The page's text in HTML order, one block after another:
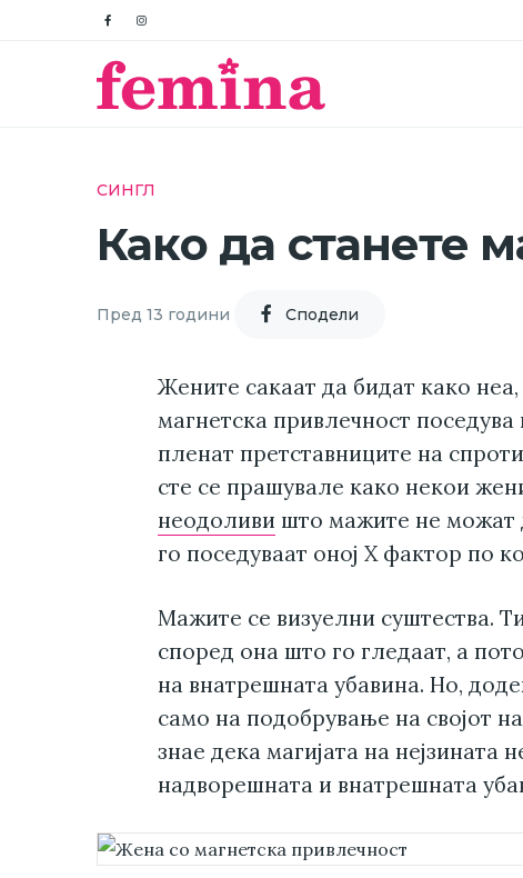
СИНГЛ
Како да станете
Пред 13 години Cподели
Жените сакаат да бидат како
магнетска привлечност
пленат претставниците на
сте се прашувале како некои
неодоливи што мажите не можат
го поседуваат оној Х фактор по
Мажите се визуелни суштества.
според она што го гледаат, а
на внатрешната убавина. Но,
само на подобрување на својот
знае дека магијата на нејзината
надворешната и внатрешната